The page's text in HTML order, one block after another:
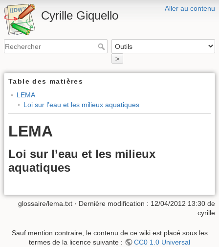
Aller au contenu
Cyrille Giquello
>
Table des matières
LEMA
Loi sur l’eau et les milieux aquatiques
LEMA
Loi sur l’eau et les milieux
aquatiques
glossaire/lema.txt · Dernière modification : 12/04/2012 13:30 de
cyrille
Sauf mention contraire, le contenu de ce wiki est placé sous les
termes de la licence suivante :
CC0 1.0 Universal